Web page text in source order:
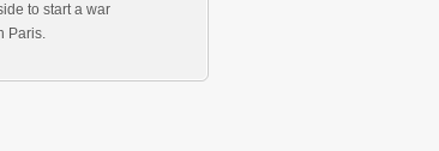
to start a war
Paris.